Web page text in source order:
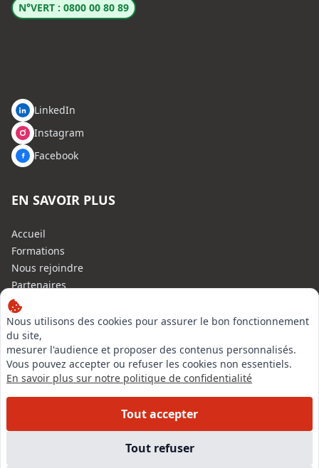
Nous utilisons des cookies pour assurer le bon fonctionnement
du site,
mesurer l'audience et proposer des contenus personnalisés.
Vous pouvez accepter ou refuser les cookies non essentiels.
En savoir plus sur notre politique de confidentialité
Tout accepter
Tout refuser
N°VERT : 0800 00 80 89
LinkedIn
Instagram
Facebook
EN SAVOIR PLUS
Accueil
Formations
Nous rejoindre
Partenaires
Autres missions
Le C.N.E.
Membre IVSC
Logiciel
L’Expert
Tarifs
Experts Immobiliers par régions